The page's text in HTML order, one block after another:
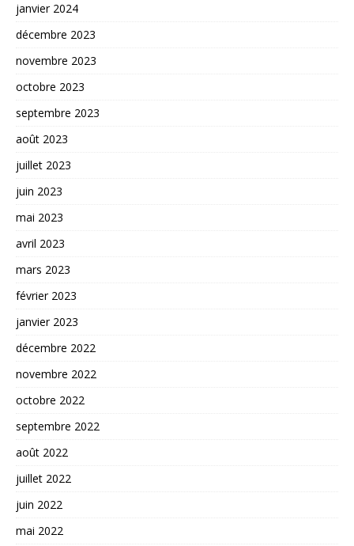
janvier 2024
décembre 2023
novembre 2023
octobre 2023
septembre 2023
août 2023
juillet 2023
juin 2023
mai 2023
avril 2023
mars 2023
février 2023
janvier 2023
décembre 2022
novembre 2022
octobre 2022
septembre 2022
août 2022
juillet 2022
juin 2022
mai 2022